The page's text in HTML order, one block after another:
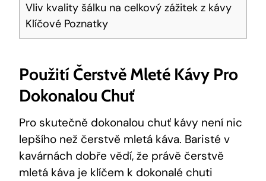
Vliv kvality šálku na celkový zážitek z kávy
Klíčové Poznatky
Použití Čerstvě Mleté Kávy Pro
Dokonalou Chuť
Pro skutečně dokonalou chuť kávy není nic
lepšího než čerstvě mletá káva. Baristé v
kavárnách dobře vědí, že právě čerstvě
mletá káva je klíčem k dokonalé chuti